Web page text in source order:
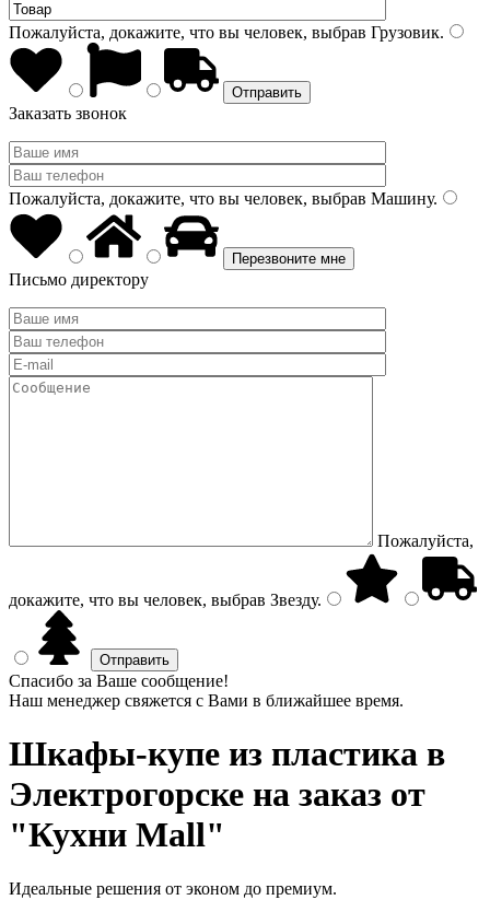
Пожалуйста, докажите, что вы человек, выбрав Грузовик.
Заказать звонок
Пожалуйста, докажите, что вы человек, выбрав Машину.
Письмо директору
Пожалуйста,
докажите, что вы человек, выбрав Звезду.
Спасибо за Ваше сообщение!
Наш менеджер свяжется с Вами в ближайшее время.
Шкафы-купе из пластика в
Электрогорске на заказ от
"Кухни Mall"
Идеальные решения от эконом до премиум.